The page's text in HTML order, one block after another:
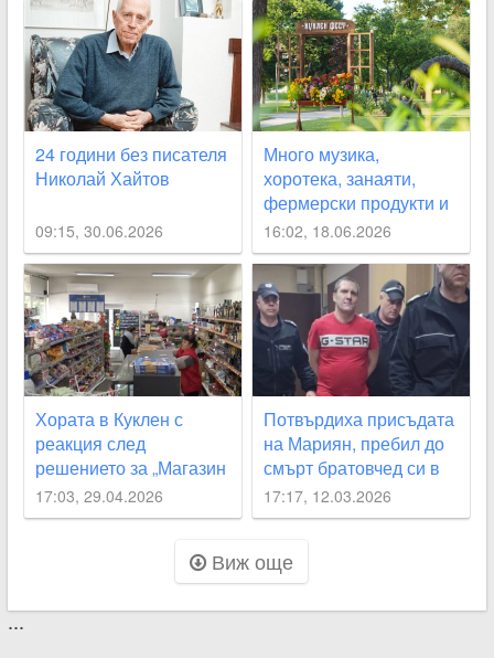
24 години без писателя
Николай Хайтов
09:15, 30.06.2026
Много музика,
хоротека, занаяти,
фермерски продукти и
забавления на Куклен
Фест 2026
16:02, 18.06.2026
Хората в Куклен с
реакция след
решението за „Магазин
на хората“ ВИДЕО
17:03, 29.04.2026
Потвърдиха присъдата
на Мариян, пребил до
смърт братовчед си в
Куклен
17:17, 12.03.2026
Виж още
...